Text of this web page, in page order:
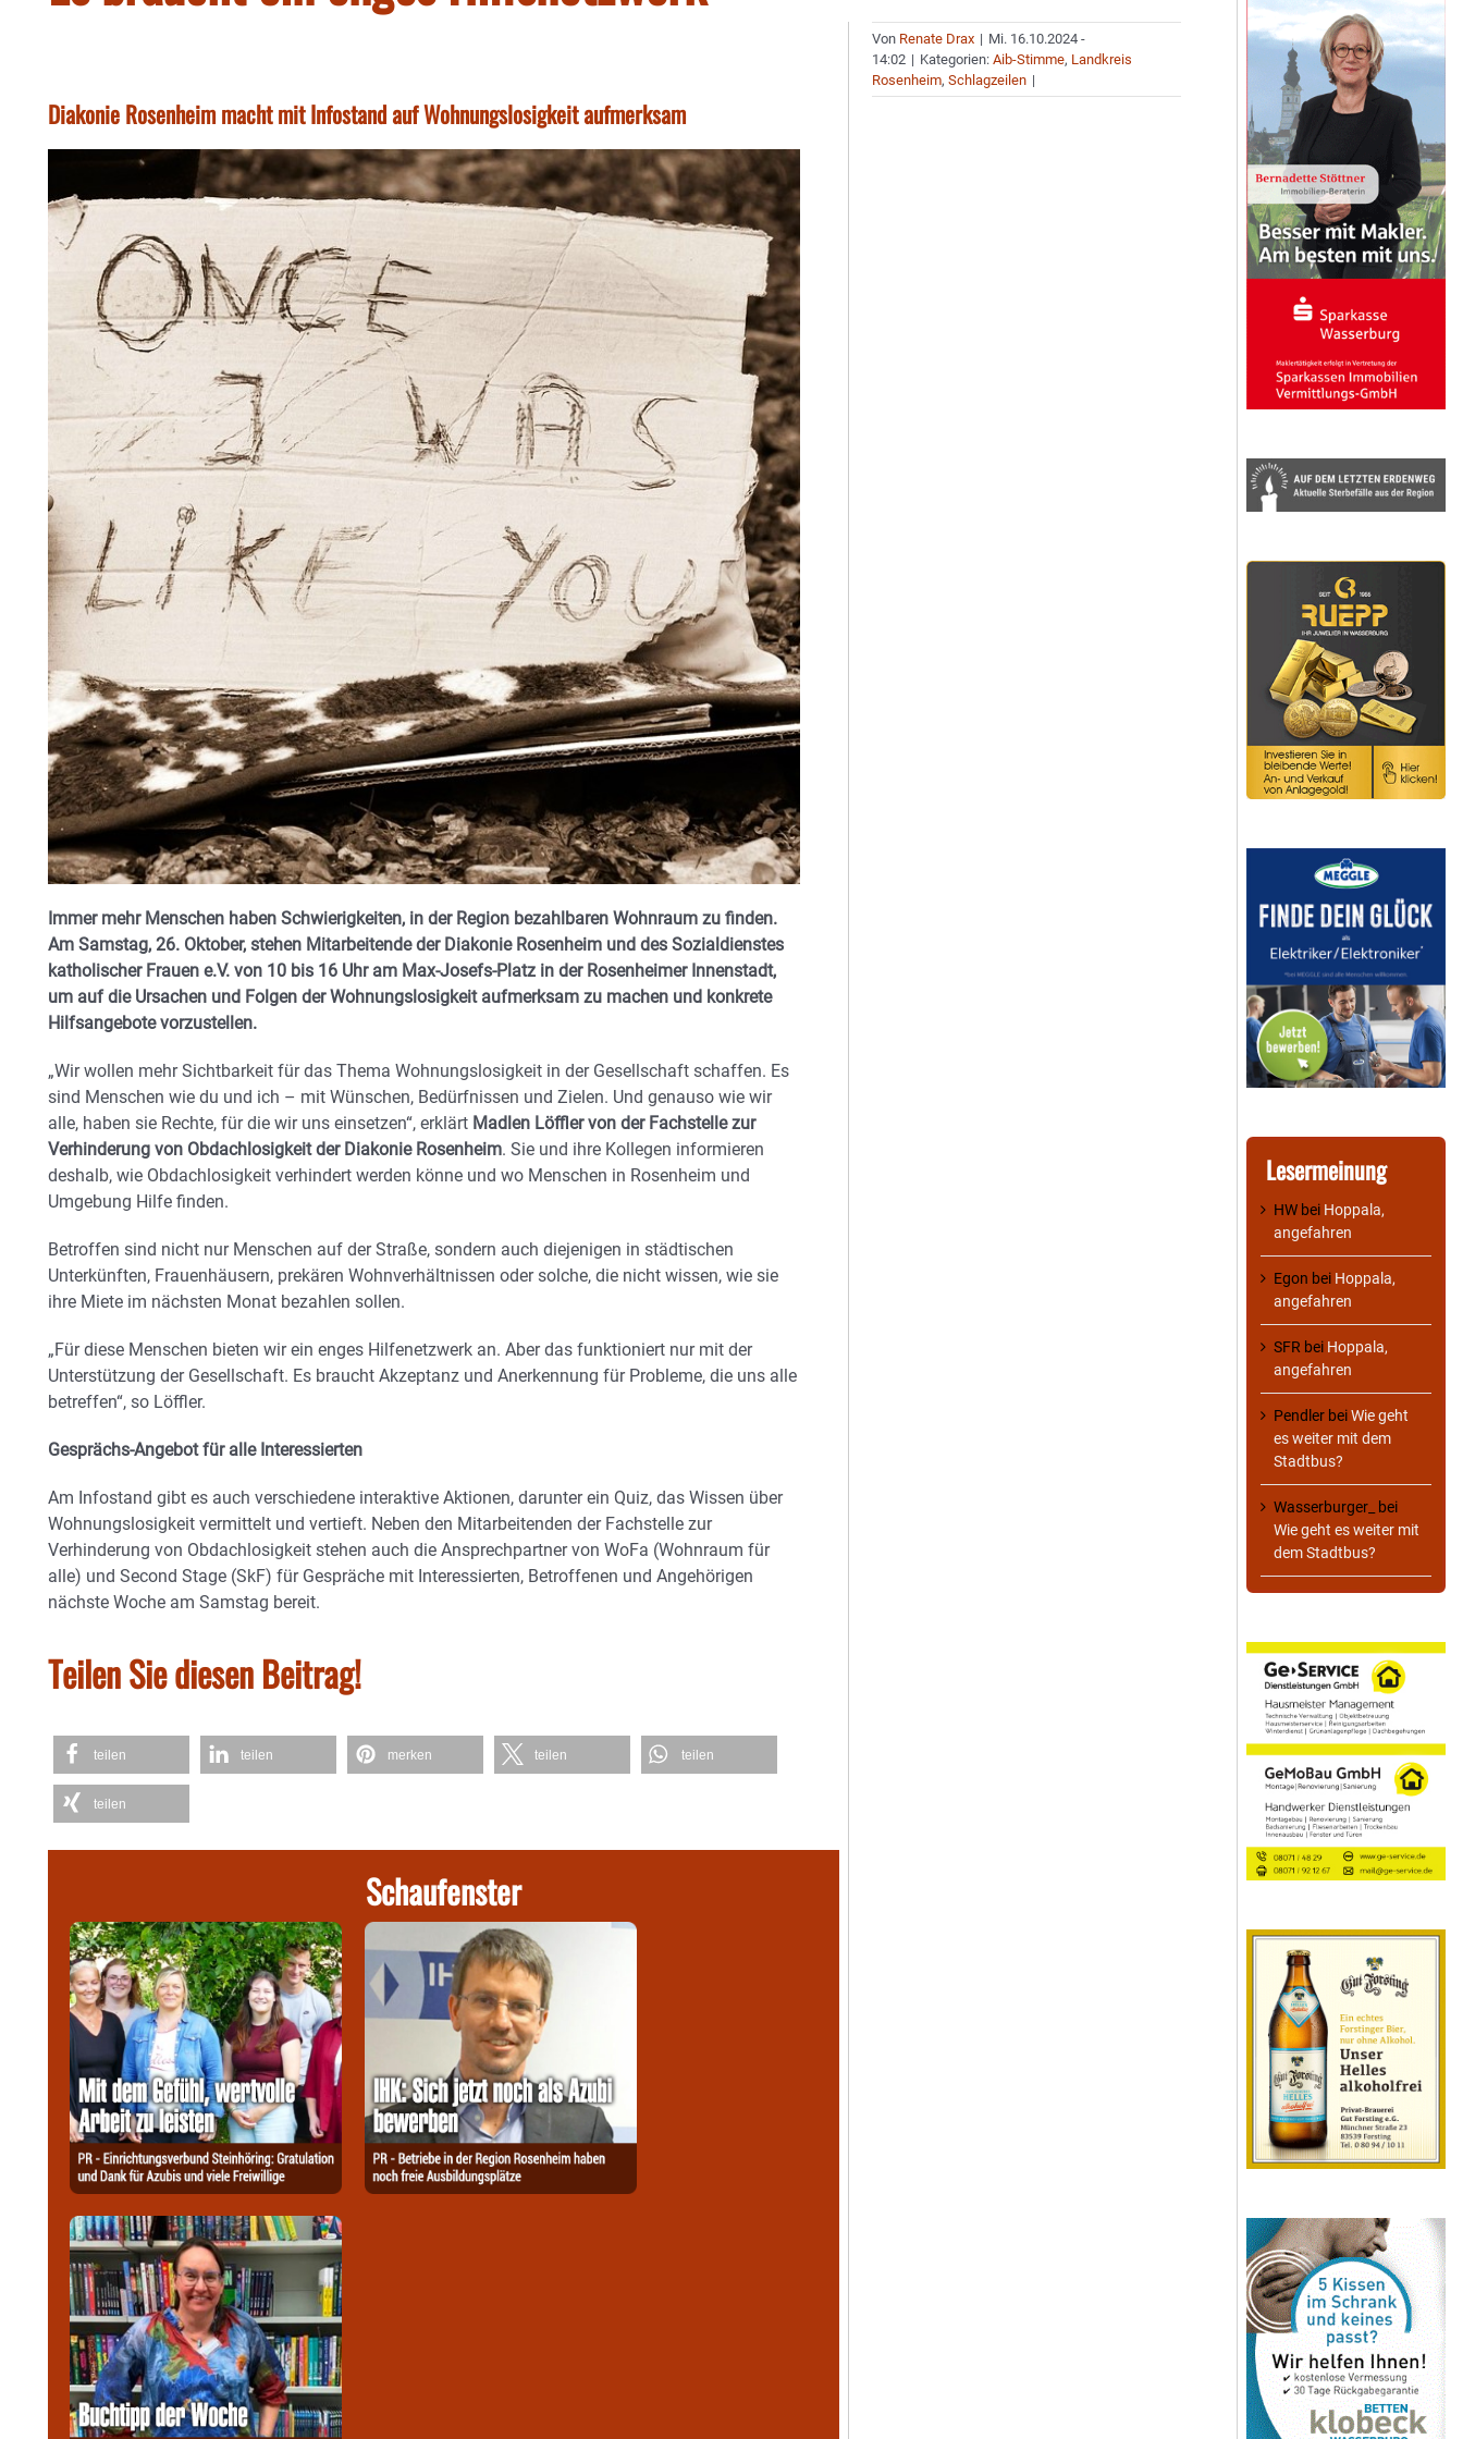
Diakonie Rosenheim macht mit Infostand auf Wohnungslosigkeit aufmerksam
Immer mehr Menschen haben Schwierigkeiten, in der Region bezahlbaren Wohnraum zu finden.
Am Samstag, 26. Oktober, stehen Mitarbeitende der Diakonie Rosenheim und des Sozialdienstes
katholischer Frauen e.V. von 10 bis 16 Uhr am Max-Josefs-Platz in der Rosenheimer Innenstadt,
um auf die Ursachen und Folgen der Wohnungslosigkeit aufmerksam zu machen und konkrete
Hilfsangebote vorzustellen.
„Wir wollen mehr Sichtbarkeit für das Thema Wohnungslosigkeit in der Gesellschaft schaffen. Es
sind Menschen wie du und ich – mit Wünschen, Bedürfnissen und Zielen. Und genauso wie wir
alle, haben sie Rechte, für die wir uns einsetzen“, erklärt Madlen Löffler von der Fachstelle zur
Verhinderung von Obdachlosigkeit der Diakonie Rosenheim. Sie und ihre Kollegen informieren
deshalb, wie Obdachlosigkeit verhindert werden könne und wo Menschen in Rosenheim und
Umgebung Hilfe finden.
Betroffen sind nicht nur Menschen auf der Straße, sondern auch diejenigen in städtischen
Unterkünften, Frauenhäusern, prekären Wohnverhältnissen oder solche, die nicht wissen, wie sie
ihre Miete im nächsten Monat bezahlen sollen.
„Für diese Menschen bieten wir ein enges Hilfenetzwerk an. Aber das funktioniert nur mit der
Unterstützung der Gesellschaft. Es braucht Akzeptanz und Anerkennung für Probleme, die uns alle
betreffen“, so Löffler.
Gesprächs-Angebot für alle Interessierten
Am Infostand gibt es auch verschiedene interaktive Aktionen, darunter ein Quiz, das Wissen über
Wohnungslosigkeit vermittelt und vertieft. Neben den Mitarbeitenden der Fachstelle zur
Verhinderung von Obdachlosigkeit stehen auch die Ansprechpartner von WoFa (Wohnraum für
alle) und Second Stage (SkF) für Gespräche mit Interessierten, Betroffenen und Angehörigen
nächste Woche am Samstag bereit.
Teilen Sie diesen Beitrag!
teilen teilen merken teilen teilen
teilen
Schaufenster
Von Renate Drax | Mi. 16.10.2024 -
14:02 | Kategorien:Aib-Stimme, Landkreis
Rosenheim,Schlagzeilen |
Lesermeinung
HW bei Hoppala,
angefahren
Egon bei Hoppala,
angefahren
SFR bei Hoppala,
angefahren
Pendler beiWie geht
es weiter mit dem
Stadtbus?
Wasserburger_
bei
Wie geht es weiter mit
dem Stadtbus?